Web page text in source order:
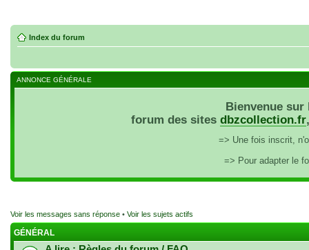
Index du forum
ANNONCE GÉNÉRALE
Bienvenue
forum des sites dbzcollection.fr
=> Une fois inscrit,
=> Pour adapter le
Voir les messages sans réponse • Voir les sujets actifs
GÉNÉRAL